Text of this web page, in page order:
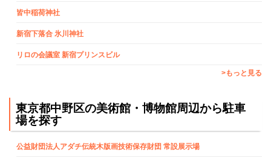
皆中稲荷神社
新宿下落合 氷川神社
リロの会議室 新宿プリンスビル
>もっと見る
東京都中野区の美術館・博物館周辺から駐車
場を探す
公益財団法人アダチ伝統木版画技術保存財団 常設展示場